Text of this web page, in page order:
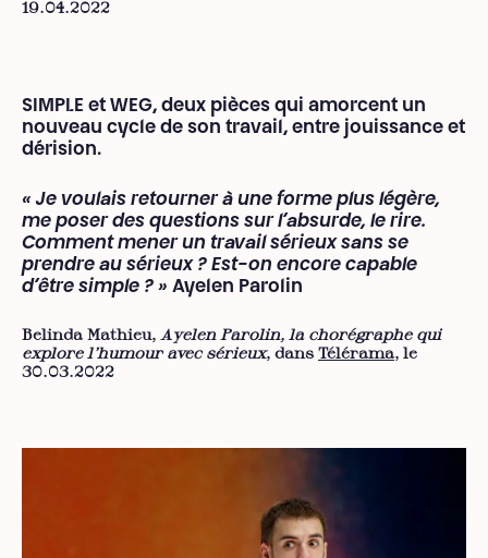
19.04.2022
SIMPLE et WEG, deux pièces qui amorcent un
nouveau cycle de son travail, entre jouissance et
dérision.
« Je voulais retourner à une forme plus légère,
me poser des questions sur l’absurde, le rire.
Comment mener un travail sérieux sans se
prendre au sérieux ? Est-on encore capable
d’être simple ? » Ayelen Parolin
Belinda Mathieu, Ayelen Parolin, la chorégraphe qui
explore l’humour avec sérieux, dans Télérama, le
30.03.2022